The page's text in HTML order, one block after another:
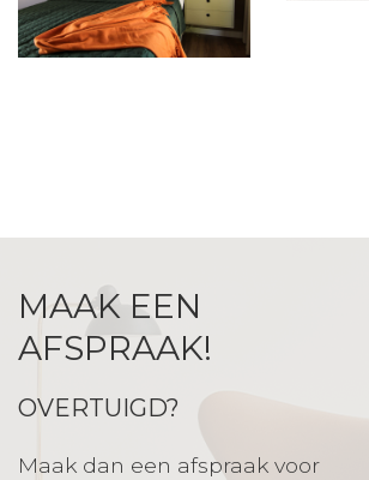
MAAK EEN
AFSPRAAK!
OVERTUIGD?
Maak dan een afspraak voor